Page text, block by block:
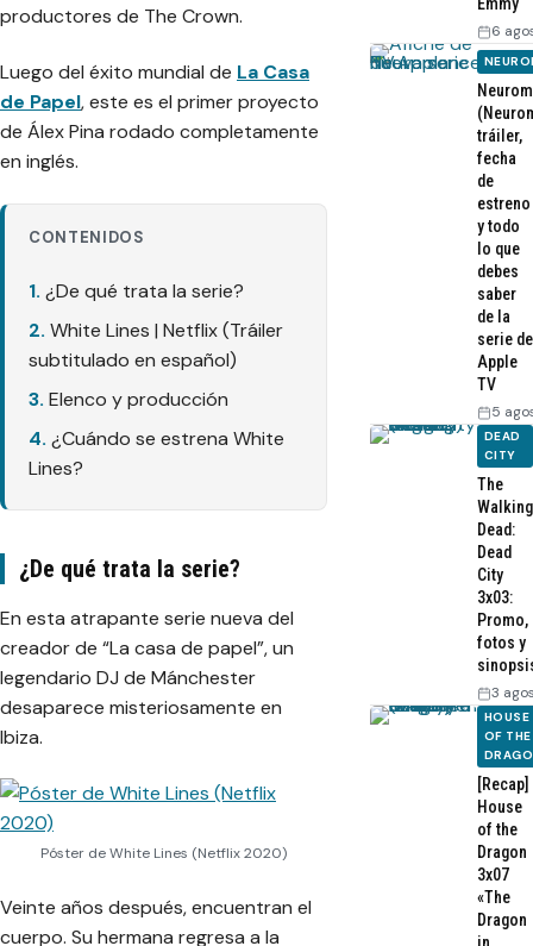
productores de The Crown.
Luego del éxito mundial de La Casa
de Papel, este es el primer proyecto
de Álex Pina rodado completamente
en inglés.
CONTENIDOS
¿De qué trata la serie?
White Lines | Netflix (Tráiler
subtitulado en español)
Elenco y producción
¿Cuándo se estrena White
Lines?
¿De qué trata la serie?
En esta atrapante serie nueva del
creador de “La casa de papel”, un
legendario DJ de Mánchester
desaparece misteriosamente en
Ibiza.
Póster de White Lines (Netflix 2020)
Veinte años después, encuentran el
cuerpo. Su hermana regresa a la
6
tráiler,
fecha
de
estreno
y todo
lo que
debes
saber
de la
serie de
Apple
TV
5
DEAD
CITY
The
Walking
Dead:
Dead
City
3x03:
Promo,
fotos y
3
HOUSE
OF THE
[Recap]
House
of the
Dragon
3x07
«The
Dragon